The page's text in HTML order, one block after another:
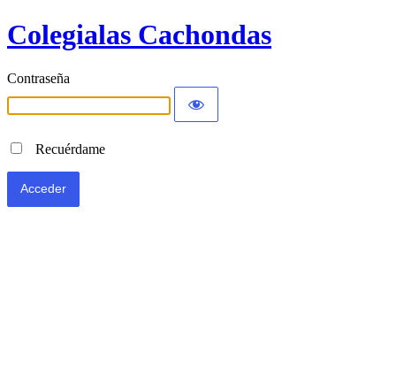
Colegialas Cachondas
Contraseña
Recuérdame